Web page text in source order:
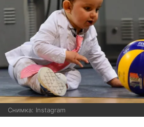
Снимка: Instagram